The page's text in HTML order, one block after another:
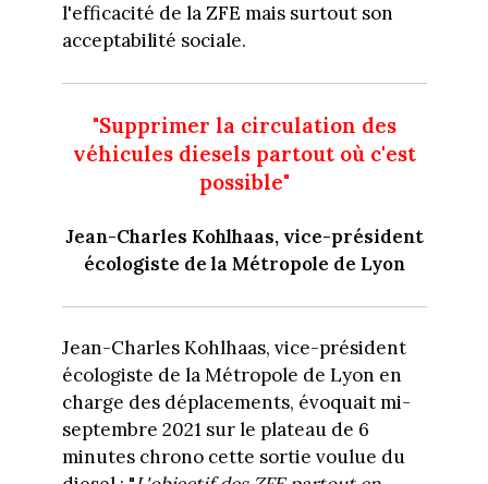
l'efficacité de la ZFE mais surtout son
acceptabilité sociale.
"Supprimer la circulation des
véhicules diesels partout où c'est
possible"
Jean-Charles Kohlhaas, vice-président
écologiste de la Métropole de Lyon
Jean-Charles Kohlhaas, vice-président
écologiste de la Métropole de Lyon en
charge des déplacements, évoquait mi-
septembre 2021 sur le plateau de 6
minutes chrono cette sortie voulue du